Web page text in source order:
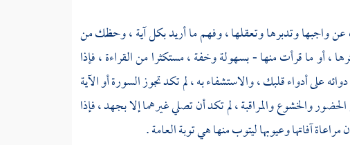
واجبها وتدبرها وتعقلها ، وفهم ما أريد بكل آية ، وحظك من
، أو ما قرأت منها - بسهولة وخفة ، مستكثرا من القراءة ، فإذا
على أدواء قلبك ، والاستشفاء به ، لم تكد تجوز السورة أو الآية
والخشوع والمراقبة ، لم تكد أن تصلي غيرهما إلا بجهد ، فإذا
آفاتها وعيوبها ليتوب منها هي توبة العامة .